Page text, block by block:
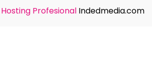
Hosting Profesional Indedmedia.com